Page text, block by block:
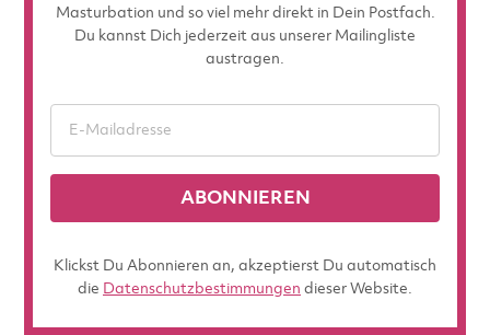
Masturbation und so viel mehr direkt in Dein Postfach.
Du kannst Dich jederzeit aus unserer Mailingliste
austragen.
ABONNIEREN
Klickst Du Abonnieren an, akzeptierst Du automatisch
die Datenschutzbestimmungen dieser Website.